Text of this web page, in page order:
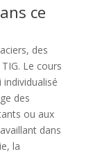
ce
des
Le cours
des
ou aux
dans
la